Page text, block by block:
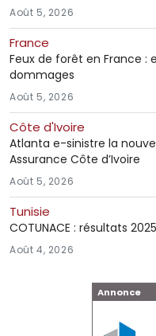
Août 5, 2026
France
Feux de forêt en France :
dommages
Août 5, 2026
Côte d'Ivoire
Atlanta e-sinistre la
Assurance Côte d’Ivoire
Août 5, 2026
Tunisie
COTUNACE : résultats 2025
Août 4, 2026
Annonce